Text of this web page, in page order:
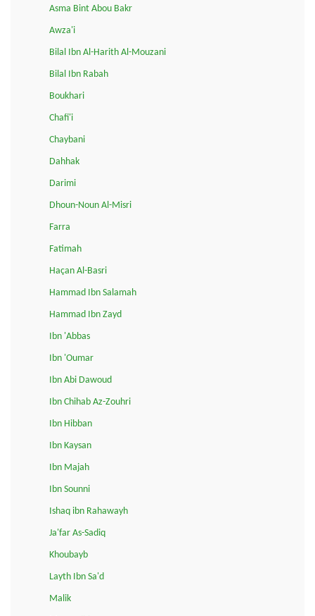
Asma Bint Abou Bakr
Awza'i
Bilal Ibn Al-Harith Al-Mouzani
Bilal Ibn Rabah
Boukhari
Chafi'i
Chaybani
Dahhak
Darimi
Dhoun-Noun Al-Misri
Farra
Fatimah
Haçan Al-Basri
Hammad Ibn Salamah
Hammad Ibn Zayd
Ibn 'Abbas
Ibn 'Oumar
Ibn Abi Dawoud
Ibn Chihab Az-Zouhri
Ibn Hibban
Ibn Kaysan
Ibn Majah
Ibn Sounni
Ishaq ibn Rahawayh
Ja'far As-Sadiq
Khoubayb
Layth Ibn Sa'd
Malik